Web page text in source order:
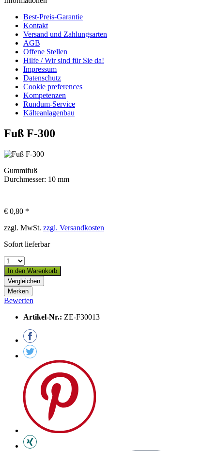
Best-Preis-Garantie
Kontakt
Versand und Zahlungsarten
AGB
Offene Stellen
Hilfe / Wir sind für Sie da!
Impressum
Datenschutz
Cookie preferences
Kompetenzen
Rundum-Service
Kälteanlagenbau
Fuß F-300
Gummifuß
Durchmesser: 10 mm
€ 0,80 *
zzgl. MwSt. zzgl. Versandkosten
Sofort lieferbar
In den Warenkorb
Vergleichen
Merken
Bewerten
Artikel-Nr.: ZE-F30013